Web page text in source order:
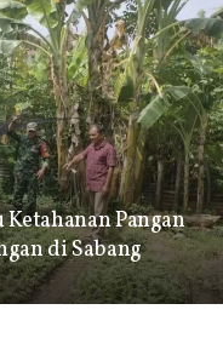
Pangan
di Sabang